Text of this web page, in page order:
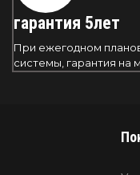
гарантия 5лет
При ежегодном
системы, гарантия на